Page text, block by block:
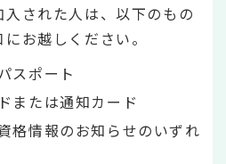
された人は、以下のもの
お越しください。
スポート
または通知カード
格情報のお知らせのいずれ